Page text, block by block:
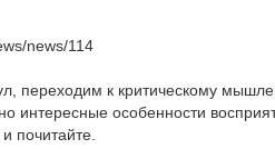
news/114
переходим к критическому
интересные особенности
почитайте.